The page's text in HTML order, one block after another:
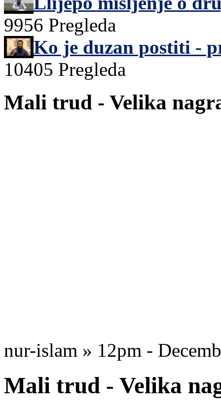
9956 Pregleda
Ko je duzan postiti -
10405 Pregleda
Mali trud - Velika
nur-islam » 12pm -
Mali trud - Velika